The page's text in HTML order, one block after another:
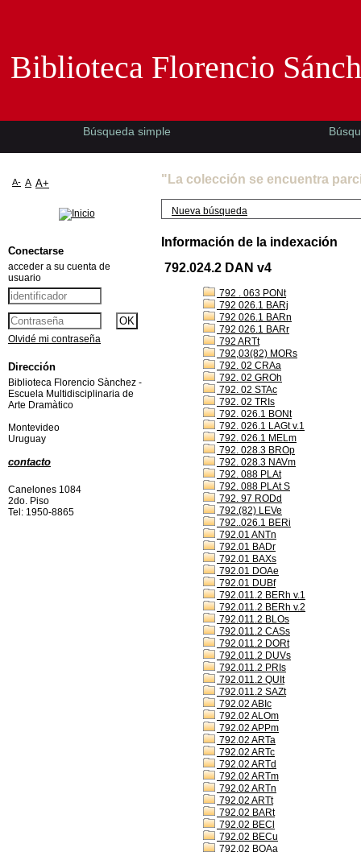
"La colección se encuentra
Nueva búsqueda
Información de la indexación
792.024.2 DAN v4
792 . 063 PONt
792 026.1 BARj
792 026.1 BARn
792 026.1 BARr
792 ARTt
792,03(82) MORs
792. 02 CRAa
792. 02 GROh
792. 02 STAc
792. 02 TRIs
792. 026.1 BONt
792. 026.1 LAGt v.1
792. 026.1 MELm
792. 028.3 BROp
792. 028.3 NAVm
792. 088 PLAt
792. 088 PLAt S
792. 97 RODd
792.(82) LEVe
792..026.1 BERi
792.01 ANTn
792.01 BADr
792.01 BAXs
792.01 DOAe
792.01 DUBf
792.011.2 BERh v.1
792.011.2 BERh v.2
792.011.2 BLOs
792.011.2 CASs
792.011.2 DORt
792.011.2 DUVs
792.011.2 PRIs
792.011.2 QUIt
792.011.2 SAZt
792.02 ABIc
792.02 ALOm
792.02 APPm
792.02 ARTa
792.02 ARTc
792.02 ARTd
792.02 ARTm
792.02 ARTn
792.02 ARTt
792.02 BARt
792.02 BECl
792.02 BECu
792.02 BOAa
Biblioteca Florencio
Búsqueda simple
A- A A+
Conectarse
acceder a su cuenta de
usuario
Olvidé mi contraseña
Dirección
Biblioteca Florencio Sànchez -
Escuela Multidisciplinaria de
Arte Dramàtico
Montevideo
Uruguay
contacto
Canelones 1084
2do. Piso
Tel: 1950-8865